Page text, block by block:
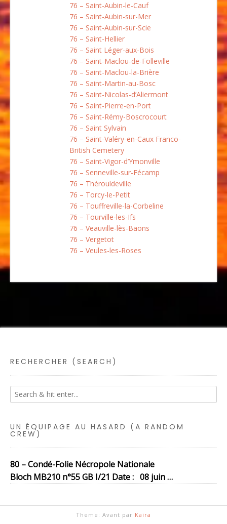
76 – Saint-Aubin-le-Cauf
76 – Saint-Aubin-sur-Mer
76 – Saint-Aubin-sur-Scie
76 – Saint-Hellier
76 – Saint Léger-aux-Bois
76 – Saint-Maclou-de-Folleville
76 – Saint-Maclou-la-Brière
76 – Saint-Martin-au-Bosc
76 – Saint-Nicolas-d’Aliermont
76 – Saint-Pierre-en-Port
76 – Saint-Rémy-Boscrocourt
76 – Saint Sylvain
76 – Saint-Valéry-en-Caux Franco-
British Cemetery
76 – Saint-Vigor-d’Ymonville
76 – Senneville-sur-Fécamp
76 – Thérouldeville
76 – Torcy-le-Petit
76 – Touffreville-la-Corbeline
76 – Tourville-les-Ifs
76 – Veauville-lès-Baons
76 – Vergetot
76 – Veules-les-Roses
RECHERCHER (SEARCH)
UN ÉQUIPAGE AU HASARD (A RANDOM
CREW)
80 – Condé-Folie Nécropole Nationale
Bloch MB210 n°55 GB I/21 Date : 08 juin …
Theme: Avant par Kaira